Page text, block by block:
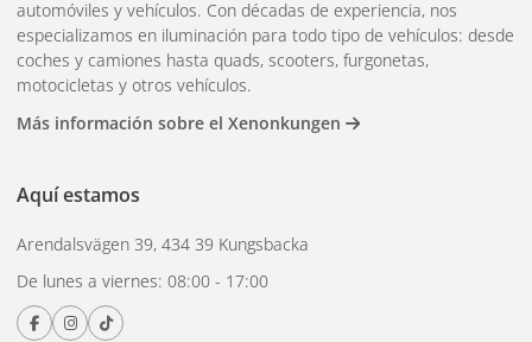
automóviles y vehículos. Con décadas de experiencia, nos
especializamos en iluminación para todo tipo de vehículos: desde
coches y camiones hasta quads, scooters, furgonetas,
motocicletas y otros vehículos.
Más información sobre el Xenonkungen
Aquí estamos
Arendalsvägen 39, 434 39 Kungsbacka
De lunes a viernes: 08:00 - 17:00